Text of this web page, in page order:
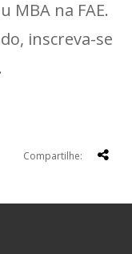
MBA na FAE.
inscreva-se
.
Compartilhe: